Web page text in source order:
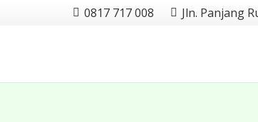
0817 717 008 Jln. Panjang